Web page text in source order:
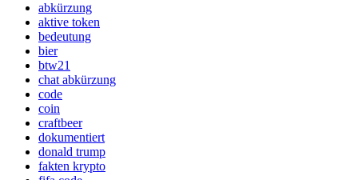
abkürzung
aktive token
bedeutung
bier
btw21
chat abkürzung
code
coin
craftbeer
dokumentiert
donald trump
fakten krypto